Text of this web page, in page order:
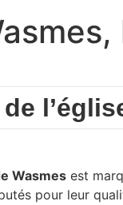
Wasmes est
pour leur